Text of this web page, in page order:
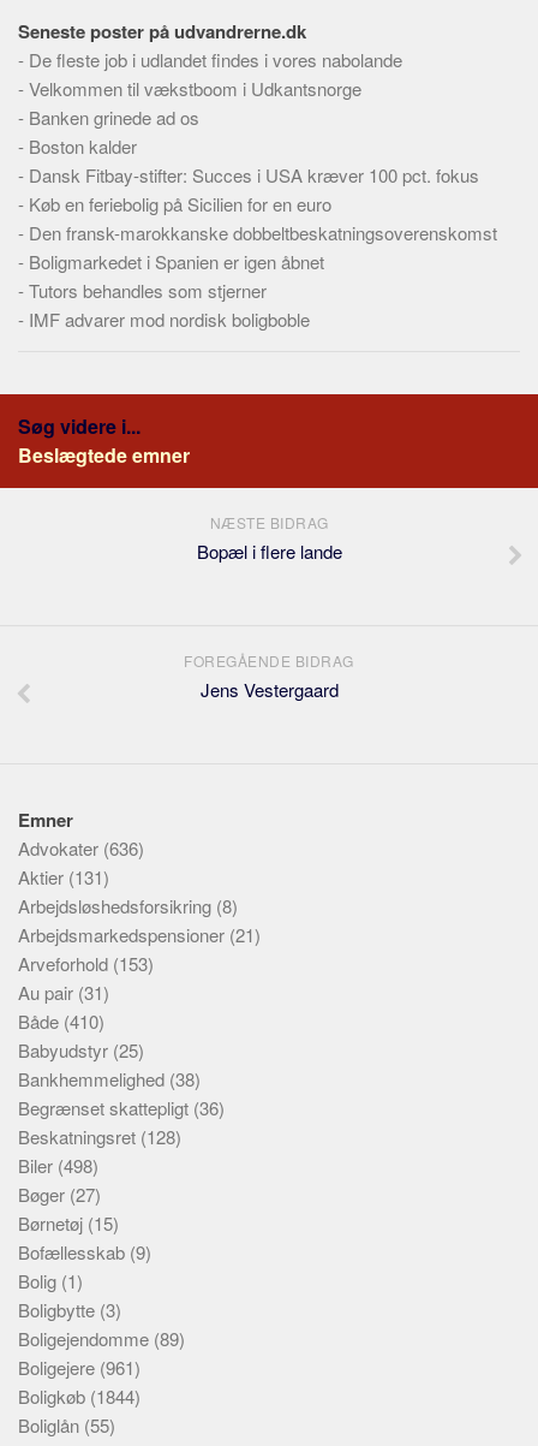
Webstedet
Forhistorien
Redigering
Tekstannoncer
Bannere
Hjælp
Seneste poster på udvandrerne.dk
- De fleste job i udlandet findes i vores nabolande
-Velkommen til vækstboom i Udkantsnorge
- Banken grinede ad os
- Boston kalder
- Dansk Fitbay-stifter: Succes i USA kræver 100 pct. fokus
- Køb en feriebolig på Sicilien for en euro
- Den fransk-marokkanske dobbeltbeskatningsoverenskomst
- Boligmarkedet i Spanien er igen åbnet
-Tutors behandles som stjerner
- IMF advarer mod nordisk boligboble
Søg videre i...
Beslægtede emner
NÆSTE BIDRAG
Bopæl i flere lande
FOREGÅENDE BIDRAG
Jens Vestergaard
Emner
Advokater (636)
Aktier (131)
Arbejdsløshedsforsikring (8)
Arbejdsmarkedspensioner (21)
Arveforhold (153)
Au pair (31)
Både (410)
Babyudstyr (25)
Bankhemmelighed (38)
Begrænset skattepligt (36)
Beskatningsret (128)
Biler (498)
Bøger (27)
Børnetøj (15)
Bofællesskab (9)
Bolig (1)
Boligbytte (3)
Boligejendomme (89)
Boligejere (961)
Boligkøb (1844)
Boliglån (55)